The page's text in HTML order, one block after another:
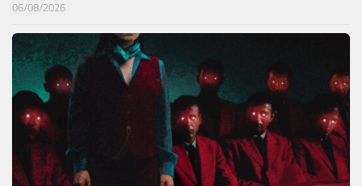
06/08/2026